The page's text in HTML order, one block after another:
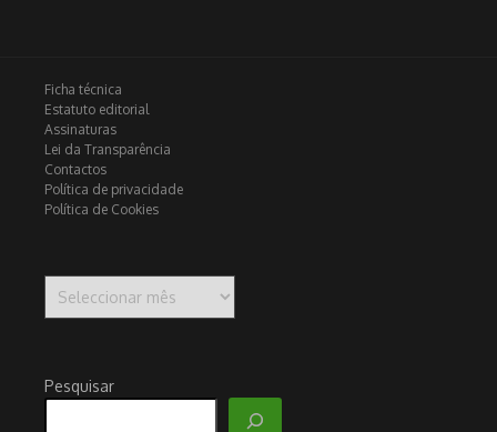
Ficha técnica
Estatuto editorial
Assinaturas
Lei da Transparência
Contactos
Política de privacidade
Política de Cookies
Pesquisar